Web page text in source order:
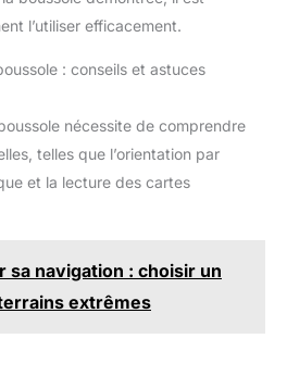
l’utiliser efficacement.
: conseils et astuces
nécessite de comprendre
telles que l’orientation par
et la lecture des cartes
sa navigation : choisir un
extrêmes